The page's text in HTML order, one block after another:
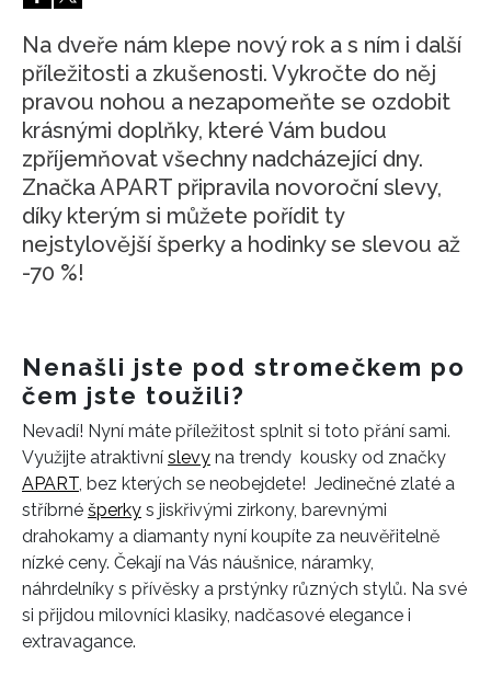
HOME
Na dveře nám klepe nový rok a s ním i další
příležitosti a zkušenosti. Vykročte do něj
pravou nohou a nezapomeňte se ozdobit
krásnými doplňky, které Vám budou
zpříjemňovat všechny nadcházející dny.
Značka APART připravila novoroční slevy,
díky kterým si můžete pořídit ty
nejstylovější šperky a hodinky se slevou až
-70 %!
Nenašli jste pod stromečkem po
čem jste toužili?
Nevadí! Nyní máte příležitost splnit si toto přání sami.
Využijte atraktivní slevy na trendy kousky od značky
APART, bez kterých se neobejdete! Jedinečné zlaté a
stříbrné šperky s jiskřivými zirkony, barevnými
drahokamy a diamanty nyní koupíte za neuvěřitelně
nízké ceny. Čekají na Vás náušnice, náramky,
náhrdelníky s přívěsky a prstýnky různých stylů. Na své
si přijdou milovníci klasiky, nadčasové elegance i
extravagance.